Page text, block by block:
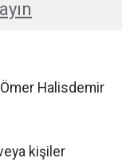
Halisdemir
kişiler